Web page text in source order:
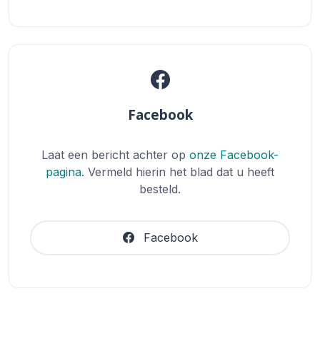
Facebook
Laat een bericht achter op onze Facebook-
pagina. Vermeld hierin het blad dat u heeft
besteld.
Facebook